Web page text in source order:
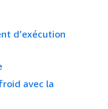
d’exécution
avec la